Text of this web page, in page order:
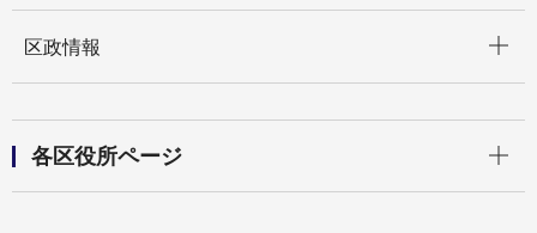
区政情報
各区役所ページ